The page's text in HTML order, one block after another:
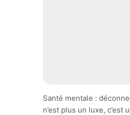
Santé mentale :
n’est plus un luxe, c’est